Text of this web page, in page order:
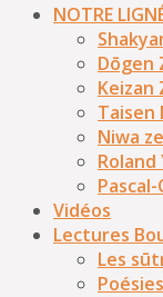
NOTRE
Dōgen
Keizan
Taisen
Niwa
Roland
Vidéos
Lectures
Les
Poésies